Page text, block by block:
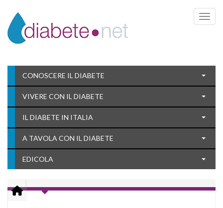
Toggle
CONOSCERE IL DIABETE
VIVERE CON IL DIABETE
IL DIABETE IN ITALIA
A TAVOLA CON IL DIABETE
EDICOLA